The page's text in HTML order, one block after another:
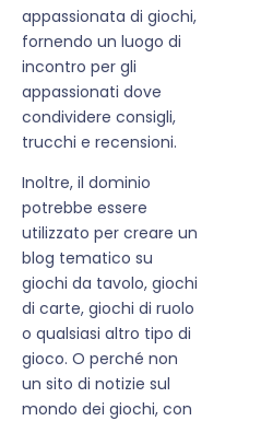
appassionata di giochi,
fornendo un luogo di
incontro per gli
appassionati dove
condividere consigli,
trucchi e recensioni.
Inoltre, il dominio
potrebbe essere
utilizzato per creare un
blog tematico su
giochi da tavolo, giochi
di carte, giochi di ruolo
o qualsiasi altro tipo di
gioco. O perché non
un sito di notizie sul
mondo dei giochi, con